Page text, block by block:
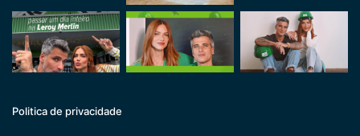
Politica de privacidade